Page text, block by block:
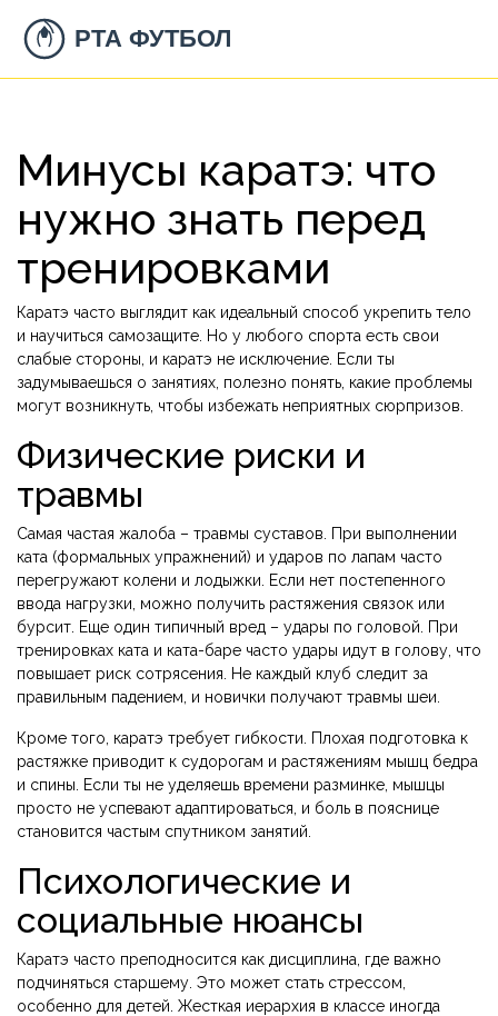
Минусы каратэ: что
нужно знать перед
тренировками
Каратэ часто выглядит как идеальный способ укрепить тело
и научиться самозащите. Но у любого спорта есть свои
слабые стороны, и каратэ не исключение. Если ты
задумываешься о занятиях, полезно понять, какие проблемы
могут возникнуть, чтобы избежать неприятных сюрпризов.
Физические риски и
травмы
Самая частая жалоба – травмы суставов. При выполнении
ката (формальных упражнений) и ударов по лапам часто
перегружают колени и лодыжки. Если нет постепенного
ввода нагрузки, можно получить растяжения связок или
бурсит. Еще один типичный вред – удары по головой. При
тренировках ката и ката-баре часто удары идут в голову, что
повышает риск сотрясения. Не каждый клуб следит за
правильным падением, и новички получают травмы шеи.
Кроме того, каратэ требует гибкости. Плохая подготовка к
растяжке приводит к судорогам и растяжениям мышц бедра
и спины. Если ты не уделяешь времени разминке, мышцы
просто не успевают адаптироваться, и боль в пояснице
становится частым спутником занятий.
Психологические и
социальные нюансы
Каратэ часто преподносится как дисциплина, где важно
подчиняться старшему. Это может стать стрессом,
особенно для детей. Жесткая иерархия в классе иногда